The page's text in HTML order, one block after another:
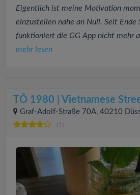
Eigentlich ist meine Motivation
einzustellen nahe an Null. Seit Ende
funktioniert die GG App nicht mehr
mehr lesen
TÔ 1980 | Vietnamese
Graf-Adolf-Straße 70A, 40210
(1)